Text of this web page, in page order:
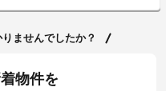
ませんでしたか？
物件を